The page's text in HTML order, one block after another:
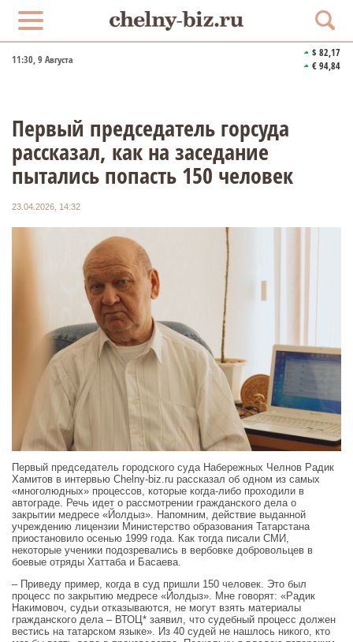
11:30, 9 Августа
$ 82,17
€ 94,84
Первый председатель горсуда
рассказал, как на заседание
пытались попасть 150 человек
23.04.2026, 14:32
Первый председатель городского суда Набережных Челнов Радик
Хамитов в интервью Chelny‑biz.ru рассказал об одном из самых
«многолюдных» процессов, которые когда-либо проходили в
автограде. Речь идет о рассмотрении гражданского дела о
закрытии медресе «Йолдыз». Напомним, действие выданной
учреждению лицензии Министерство образования Татарстана
приостановило осенью 1999 года. Как тогда писали СМИ,
некоторые ученики подозревались в вербовке добровольцев в
боевые отряды Хаттаба и Басаева.
– Приведу пример, когда в суд пришли 150 человек. Это был
процесс по закрытию медресе «Йолдыз». Мне говорят: «Радик
Накимовоч, судьи отказываются, не могут взять материалы
гражданского дела – ВТОЦ* заявил, что судебный процесс должен
вестись на татарском языке». Из 40 судей не нашлось никого, кто